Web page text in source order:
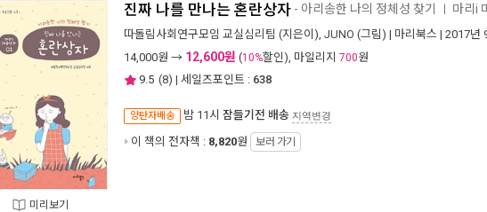
미리보기
진짜 나를 만나는 혼란상자 - 아리송한 나의 정체성 찾기 마리i
따돌림사회연구모임 교실심리팀 (지은이), JUNO (그림) | 마리북스 | 2017년
14,000원 → 12,600원 (10%할인), 마일리지 700원
9.5 (8) | 세일즈포인트 : 638
양탄자배송 밤 11시 잠들기전 배송 지역변경
이 책의 전자책 : 8,820원 보러 가기